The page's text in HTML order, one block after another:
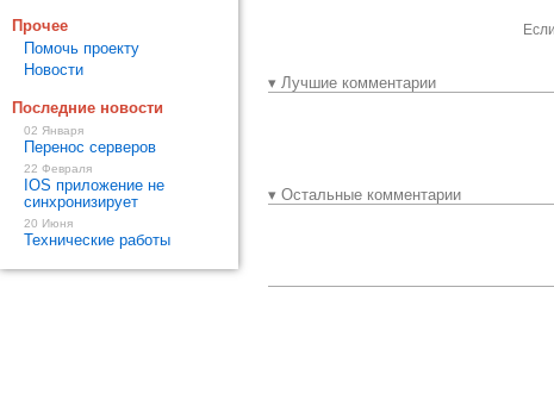
▾ Лучшие комментарии
▾ Остальные комментарии
Прочее
Помочь проекту
Новости
Последние новости
02 Января
Перенос серверов
22 Февраля
IOS приложение не
синхронизирует
20 Июня
Технические работы